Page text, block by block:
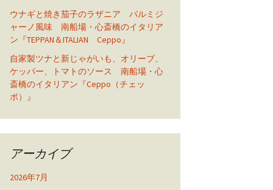
ウナギと焼き茄子のラザニア パルミジ
ャーノ風味 南船場・心斎橋のイタリア
ン『TEPPAN＆ITALIAN Ceppo』
自家製ツナと新じゃがいも、オリーブ、
ケッパー、トマトのソース 南船場・心
斎橋のイタリアン『Ceppo（チェッ
ポ）』
アーカイブ
2026年7月